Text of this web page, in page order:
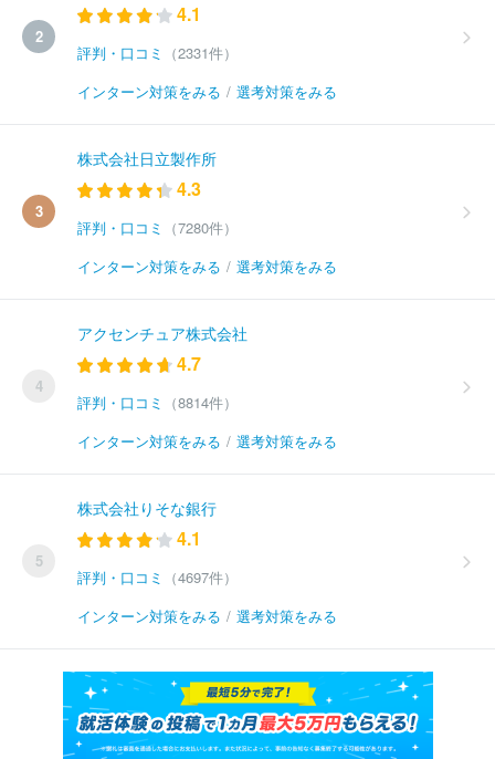
2
4.1
評判・口コミ
（2331件）
インターン対策をみる / 選考対策をみる
3
株式会社日立製作所
4.3
評判・口コミ
（7280件）
インターン対策をみる / 選考対策をみる
4
アクセンチュア株式会社
4.7
評判・口コミ
（8814件）
インターン対策をみる / 選考対策をみる
5
株式会社りそな銀行
4.1
評判・口コミ
（4697件）
インターン対策をみる / 選考対策をみる